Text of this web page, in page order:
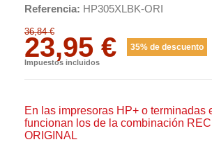
Referencia HP305XLBK-ORI
36,84 €
23,95 € 35% de descuento
Impuestos incluidos
En las impresoras HP+ o terminadas
funcionan los de la combinación
ORIGINAL